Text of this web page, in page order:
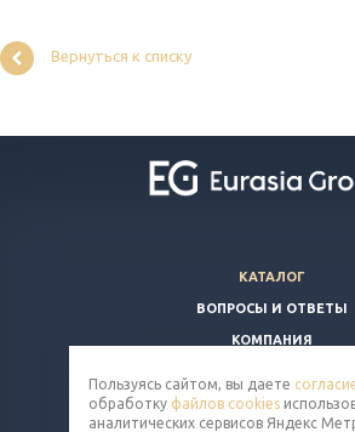
Вернуться к списку
КАТАЛОГ
ВОПРОСЫ И ОТВЕТЫ
КОМПАНИЯ
8 (800) 350-86-
Пользуясь сайтом, вы даете
обработку файлов cookies
аналитических сервисов Яндекс